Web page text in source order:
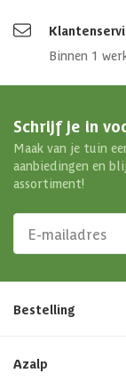
Binnen 1
Schrijf je in
Maak van je tuin
aanbiedingen en
assortiment!
Bestelling
Azalp